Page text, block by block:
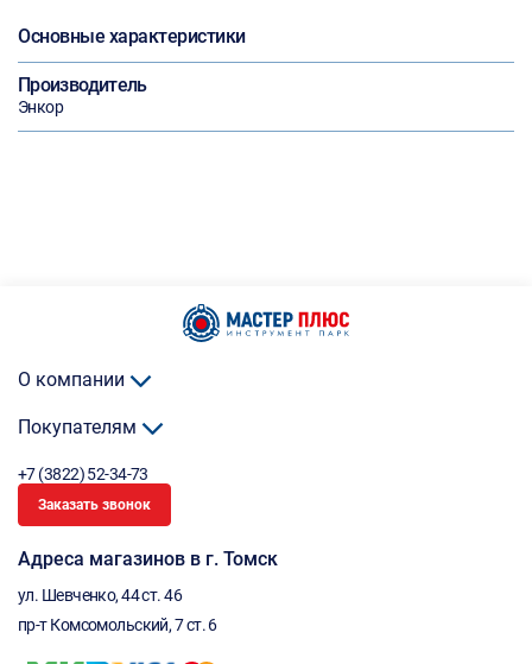
Основные характеристики
Производитель
Энкор
О компании
Покупателям
+7 (3822) 52-34-73
Заказать звонок
Адреса магазинов в г. Томск
ул. Шевченко, 44 ст. 46
пр-т Комсомольский, 7 ст. 6